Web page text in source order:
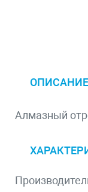
ОПИСАНИЕ
Алмазный